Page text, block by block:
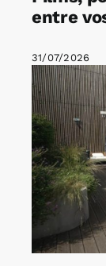
entre
31/07/2026